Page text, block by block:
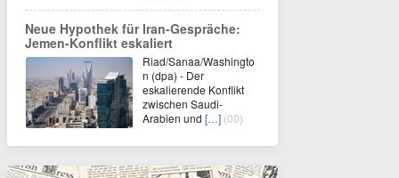
Neue Hypothek für Iran-Gespräche:
Jemen-Konflikt eskaliert
Riad/Sanaa/Washingto
n (dpa) - Der
eskalierende Konflikt
zwischen Saudi-
Arabien und […] (00)